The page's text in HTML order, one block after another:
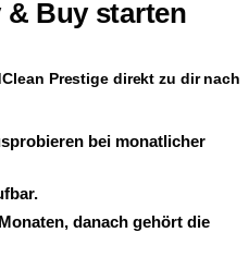
& Buy starten
Prestige direkt zu dir nach
bei monatlicher
danach gehört die